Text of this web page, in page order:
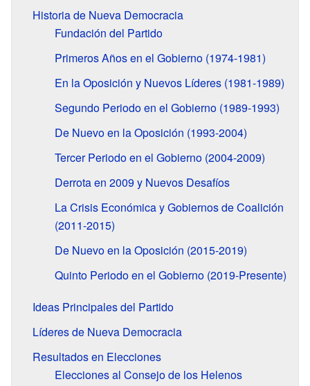
Historia de Nueva Democracia
Fundación del Partido
Primeros Años en el Gobierno (1974-1981)
En la Oposición y Nuevos Líderes (1981-1989)
Segundo Periodo en el Gobierno (1989-1993)
De Nuevo en la Oposición (1993-2004)
Tercer Periodo en el Gobierno (2004-2009)
Derrota en 2009 y Nuevos Desafíos
La Crisis Económica y Gobiernos de Coalición
(2011-2015)
De Nuevo en la Oposición (2015-2019)
Quinto Periodo en el Gobierno (2019-Presente)
Ideas Principales del Partido
Líderes de Nueva Democracia
Resultados en Elecciones
Elecciones al Consejo de los Helenos